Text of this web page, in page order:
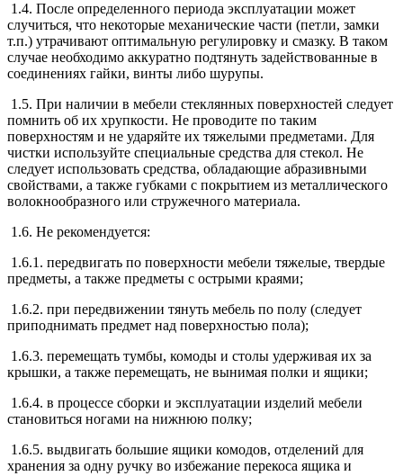
1.4. После определенного периода эксплуатации может
случиться, что некоторые механические части (петли, замки
т.п.) утрачивают оптимальную регулировку и смазку. В таком
случае необходимо аккуратно подтянуть задействованные в
соединениях гайки, винты либо шурупы.
1.5. При наличии в мебели стеклянных поверхностей следует
помнить об их хрупкости. Не проводите по таким
поверхностям и не ударяйте их тяжелыми предметами. Для
чистки используйте специальные средства для стекол. Не
следует использовать средства, обладающие абразивными
свойствами, а также губками с покрытием из металлического
волокнообразного или стружечного материала.
1.6. Не рекомендуется:
1.6.1. передвигать по поверхности мебели тяжелые, твердые
предметы, а также предметы с острыми краями;
1.6.2. при передвижении тянуть мебель по полу (следует
приподнимать предмет над поверхностью пола);
1.6.3. перемещать тумбы, комоды и столы удерживая их за
крышки, а также перемещать, не вынимая полки и ящики;
1.6.4. в процессе сборки и эксплуатации изделий мебели
становиться ногами на нижнюю полку;
1.6.5. выдвигать большие ящики комодов, отделений для
хранения за одну ручку во избежание перекоса ящика и